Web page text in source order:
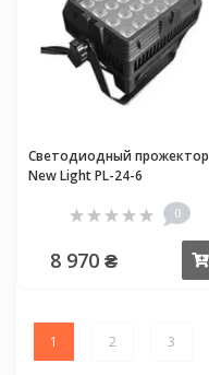
Светодиодный прожектор
New Light PL-24-6
0
8 970 ₴
1 2 3